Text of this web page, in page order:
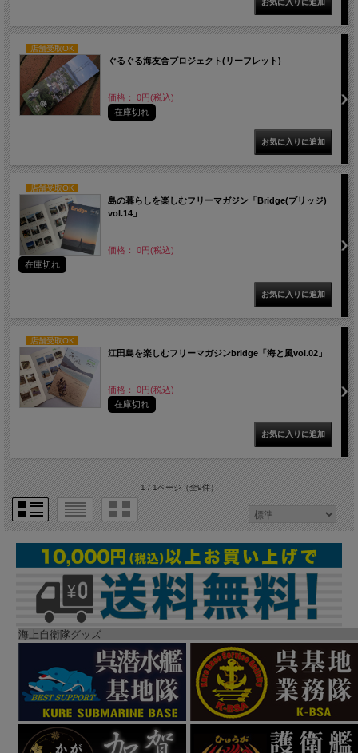
店舗受取OK
ぐるぐる海友舎プロジェクト(リーフレット)
価格： 0円(税込)
在庫切れ
店舗受取OK
島の暮らしを楽しむフリーマガジン「Bridge(ブリッジ)
vol.14」
価格： 0円(税込)
在庫切れ
店舗受取OK
江田島を楽しむフリーマガジンbridge「海と風vol.02」
価格： 0円(税込)
在庫切れ
1 / 1ページ（全9件）
海上自衛隊グッズ